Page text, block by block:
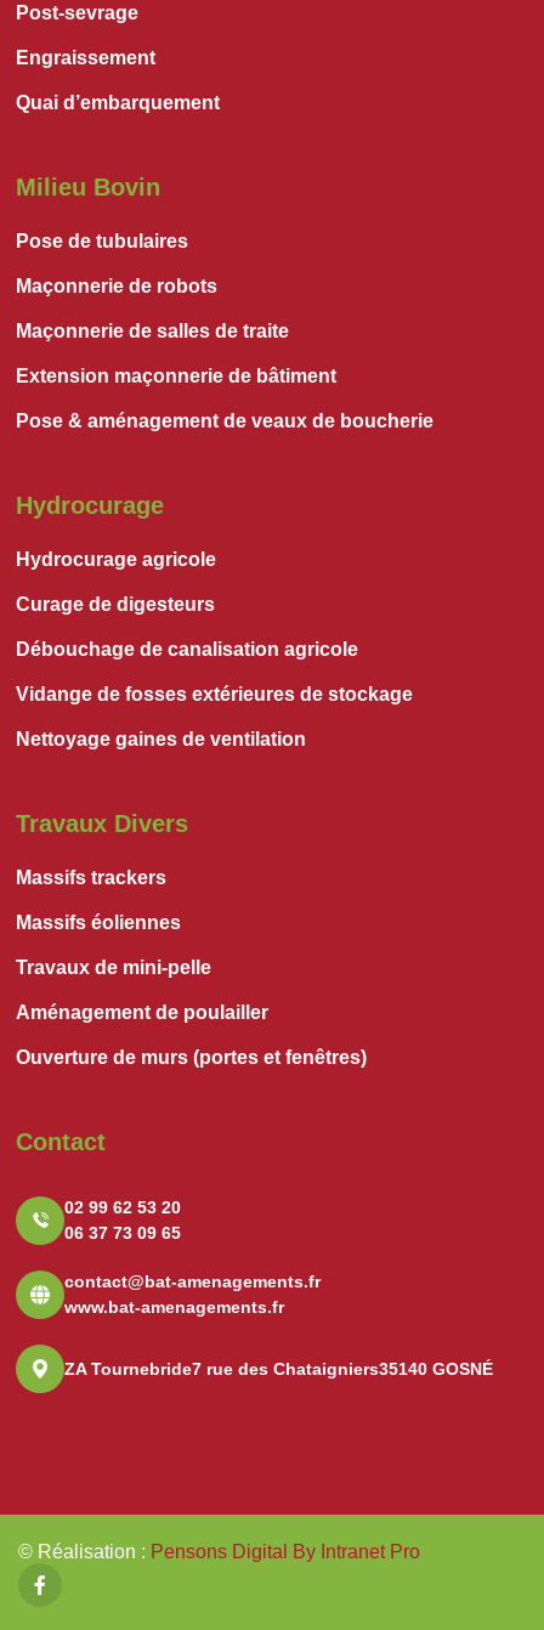
Post-sevrage
Engraissement
Quai d’embarquement
Milieu Bovin
Pose de tubulaires
Maçonnerie de robots
Maçonnerie de salles de traite
Extension maçonnerie de bâtiment
Pose & aménagement de veaux de boucherie
Hydrocurage
Hydrocurage agricole
Curage de digesteurs
Débouchage de canalisation agricole
Vidange de fosses extérieures de stockage
Nettoyage gaines de ventilation
Travaux Divers
Massifs trackers
Massifs éoliennes
Travaux de mini-pelle
Aménagement de poulailler
Ouverture de murs (portes et fenêtres)
Contact
02 99 62 53 20
06 37 73 09 65
contact@bat-amenagements.fr
www.bat-amenagements.fr
ZA Tournebride7 rue des Chataigniers35140 GOSNÉ
© Réalisation : Pensons Digital By Intranet Pro